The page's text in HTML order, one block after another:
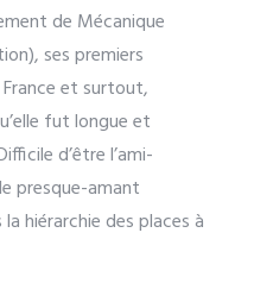
de Mécanique
ses premiers
et surtout,
fut longue et
d’être l’ami-
presque-amant
hiérarchie des places à